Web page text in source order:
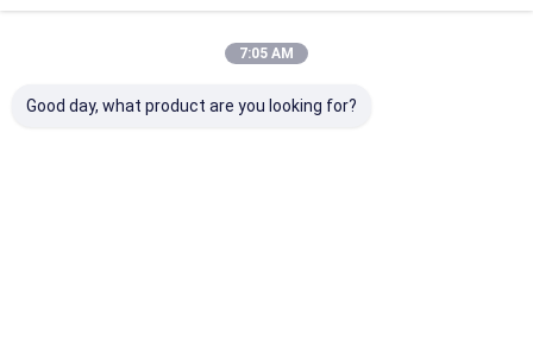
Fabrik.Copyright © 2026 Suzhou Tronsing Technology Co., Ltd. All
Rights Reserved.
7:05 AM
Good day, what product are you looking for?